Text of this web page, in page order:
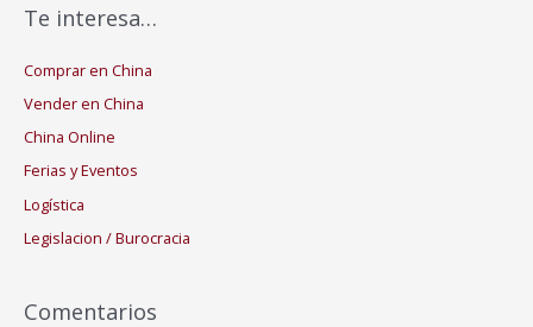
Te interesa…
Comprar en China
Vender en China
China Online
Ferias y Eventos
Logística
Legislacion / Burocracia
Comentarios